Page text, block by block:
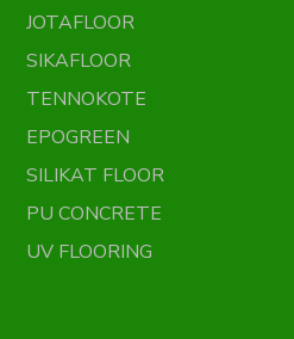
JOTAFLOOR
SIKAFLOOR
TENNOKOTE
EPOGREEN
SILIKAT FLOOR
PU CONCRETE
UV FLOORING